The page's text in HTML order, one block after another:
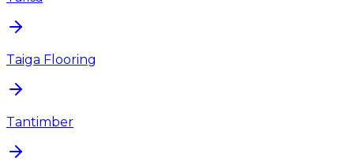
Taiga Flooring
Tantimber